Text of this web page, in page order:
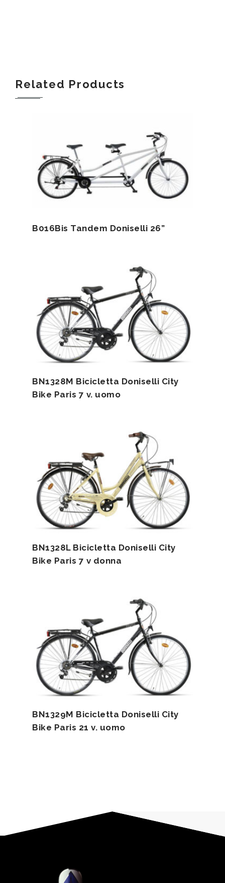
Related Products
B016Bis Tandem Doniselli 26”
BN1328M Bicicletta Doniselli City
Bike Paris 7 v. uomo
BN1328L Bicicletta Doniselli City
Bike Paris 7 v donna
BN1329M Bicicletta Doniselli City
Bike Paris 21 v. uomo